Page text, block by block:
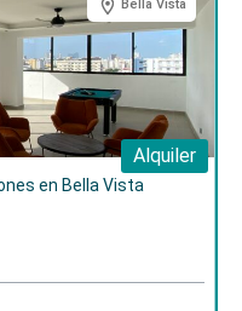
en madera
con tope y
Bella Vista
Alquiler
en Bella Vista